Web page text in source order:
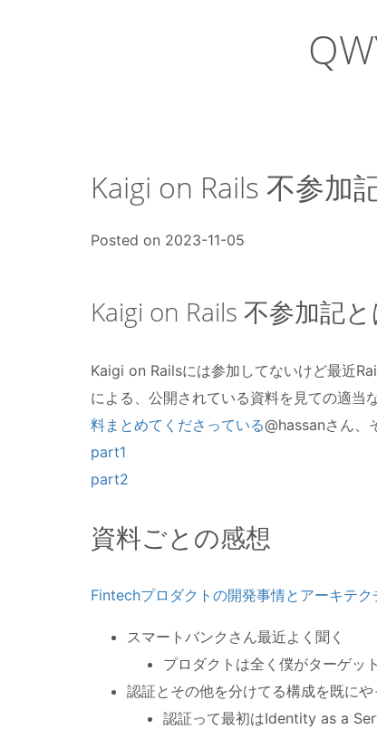
Kaigi on Rails 不参加
Posted on 2023-11-05
Kaigi on Rails 不参加記
Kaigi on Railsには参加してないけど最近
による、公開されている資料を見ての適当
料まとめてくださっている@hassanさん、
part1
part2
資料ごとの感想
Fintechプロダクトの開発事情とアーキテク
スマートバンクさん最近よく聞く
プロダクトは全く僕がターゲッ
認証とその他を分けてる構成を既に
認証って最初はIdentity as a